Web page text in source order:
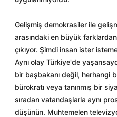
Gelişmiş demokrasiler ile
arasındaki en büyük
çıkıyor. Şimdi insan ister
Aynı olay Türkiye'de
bir başbakanı değil, herhangi
bürokratı veya tanınmış bir
sıradan vatandaşlarla aynı
düşünün. Muhtemelen